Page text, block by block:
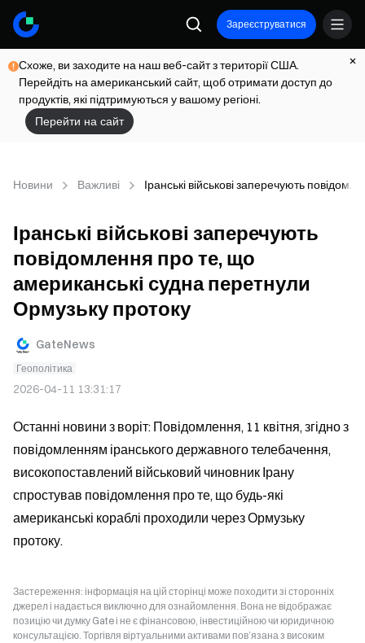
Зареєструватися
Схоже, ви заходите на наш веб-сайт з території США.
Перейдіть на американський сайт, щоб отримати доступ до
продуктів, які підтримуються у вашому регіоні.
Перейти на сайт
Новини Важливі Іранські військові заперечують
Іранські військові заперечують
повідомлення про те, що
американські судна перетнули
Ормузьку протоку
GateNews
Геополітика
2026-04-11 13:31:17
Останні новини з воріт: Повідомлення, 11 квітня, згідно з
повідомленням іранського державного телебачення,
високопоставлений військовий чиновник Ірану
спростував повідомлення про те, що будь-які
американські кораблі проходили через Ормузьку
протоку.
Застереження: інформація на цій сторінці може походити зі сторонніх
джерел і надається виключно для ознайомлення. Вона не відображає
позицію чи думку Gate і не є фінансовою, інвестиційною чи юридичною
консультацією. Торгівля віртуальними активами пов’язана з високим